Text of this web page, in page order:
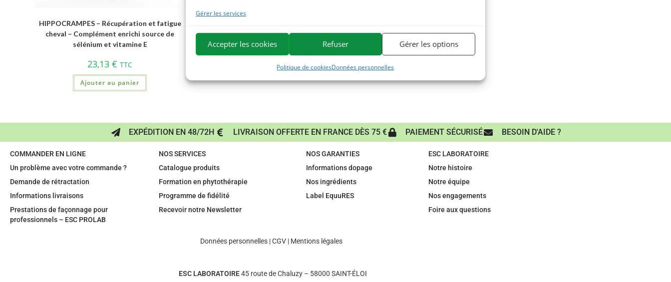
Gérer les services
Accepter les cookies Refuser Gérer les options
Politique de cookiesDonnées personnelles
HIPPOCRAMPES – Récupération et fatigue
cheval – Complément enrichi source de
sélénium et vitamine E
23,13€ TTC
Ajouter au panier
EXPÉDITION EN 48/72H LIVRAISON OFFERTE EN FRANCE DÈS 75 € PAIEMENT SÉCURISÉ BESOIN D'AIDE ?
COMMANDER EN LIGNE
Un problème avec votre commande ?
Demande de rétractation
Informations livraisons
Prestations de façonnage pour
professionnels – ESC PROLAB
NOS SERVICES
Catalogue produits
Formation en phytothérapie
Programme de fidélité
Recevoir notre Newsletter
NOS GARANTIES
Informations dopage
Nos ingrédients
Label EquuRES
ESC LABORATOIRE
Notre histoire
Notre équipe
Nos engagements
Foire aux questions
Données personnelles|CGV| Mentions légales
ESC LABORATOIRE45 route de Chaluzy – 58000 SAINT-ÉLOI